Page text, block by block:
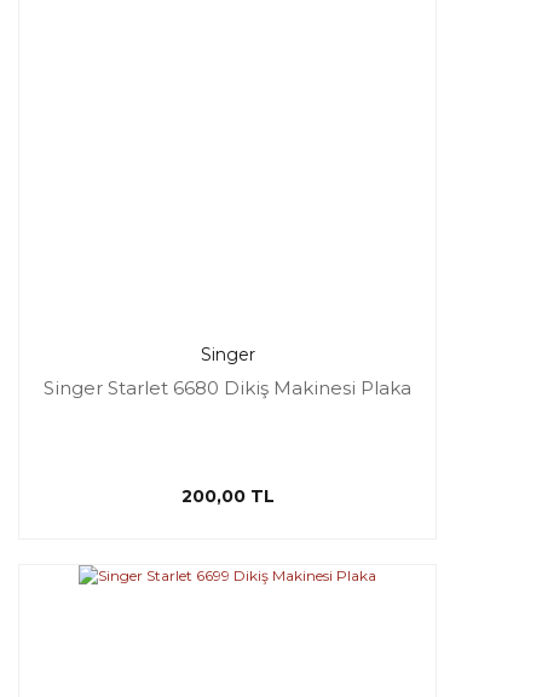
Singer
Singer Starlet 6680 Dikiş Makinesi Plaka
200,00 TL